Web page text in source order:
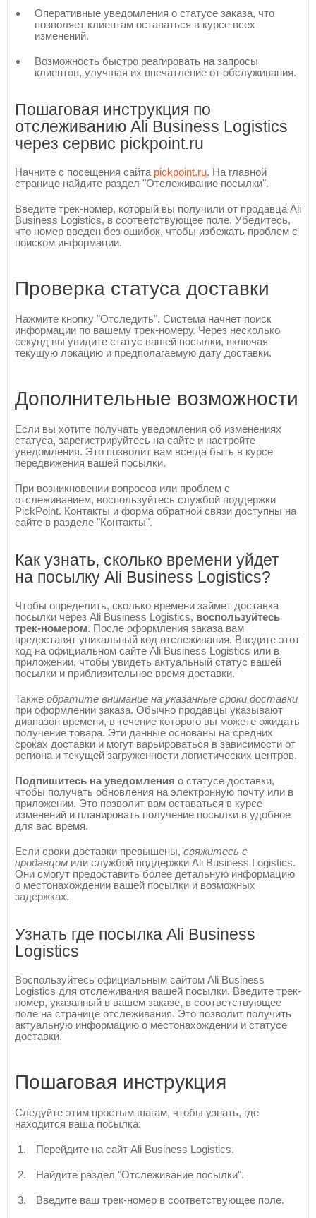
Оперативные уведомления о статусе заказа, что
позволяет клиентам оставаться в курсе всех
изменений.
Возможность быстро реагировать на запросы
клиентов, улучшая их впечатление от обслуживания.
Пошаговая инструкция по
отслеживанию Ali Business Logistics
через сервис pickpoint.ru
Начните с посещения сайта pickpoint.ru. На главной
странице найдите раздел "Отслеживание посылки".
Введите трек-номер, который вы получили от продавца Ali
Business Logistics, в соответствующее поле. Убедитесь,
что номер введен без ошибок, чтобы избежать проблем с
поиском информации.
Проверка статуса доставки
Нажмите кнопку "Отследить". Система начнет поиск
информации по вашему трек-номеру. Через несколько
секунд вы увидите статус вашей посылки, включая
текущую локацию и предполагаемую дату доставки.
Дополнительные возможности
Если вы хотите получать уведомления об изменениях
статуса, зарегистрируйтесь на сайте и настройте
уведомления. Это позволит вам всегда быть в курсе
передвижения вашей посылки.
При возникновении вопросов или проблем с
отслеживанием, воспользуйтесь службой поддержки
PickPoint. Контакты и форма обратной связи доступны на
сайте в разделе "Контакты".
Как узнать, сколько времени уйдет
на посылку Ali Business Logistics?
Чтобы определить, сколько времени займет доставка
посылки через Ali Business Logistics, воспользуйтесь
трек-номером. После оформления заказа вам
предоставят уникальный код отслеживания. Введите этот
код на официальном сайте Ali Business Logistics или в
приложении, чтобы увидеть актуальный статус вашей
посылки и приблизительное время доставки.
Также обратите внимание на указанные сроки доставки
при оформлении заказа. Обычно продавцы указывают
диапазон времени, в течение которого вы можете ожидать
получение товара. Эти данные основаны на средних
сроках доставки и могут варьироваться в зависимости от
региона и текущей загруженности логистических центров.
Подпишитесь на уведомления о статусе доставки,
чтобы получать обновления на электронную почту или в
приложении. Это позволит вам оставаться в курсе
изменений и планировать получение посылки в удобное
для вас время.
Если сроки доставки превышены, свяжитесь с
продавцом или службой поддержки Ali Business Logistics.
Они смогут предоставить более детальную информацию
о местонахождении вашей посылки и возможных
задержках.
Узнать где посылка Ali Business
Logistics
Воспользуйтесь официальным сайтом Ali Business
Logistics для отслеживания вашей посылки. Введите трек-
номер, указанный в вашем заказе, в соответствующее
поле на странице отслеживания. Это позволит получить
актуальную информацию о местонахождении и статусе
доставки.
Пошаговая инструкция
Следуйте этим простым шагам, чтобы узнать, где
находится ваша посылка:
Перейдите на сайт Ali Business Logistics.
Найдите раздел "Отслеживание посылки".
Введите ваш трек-номер в соответствующее поле.